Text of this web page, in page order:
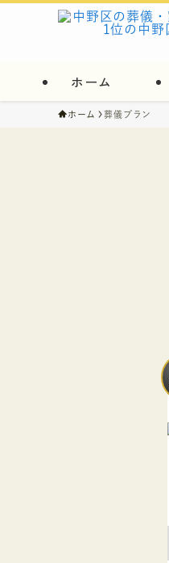
ホーム
ホーム 葬儀プラン